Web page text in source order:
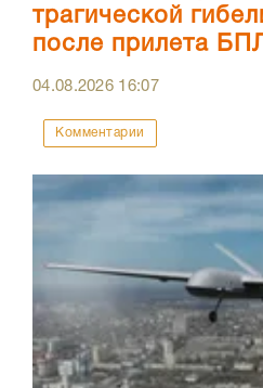
трагической
после прилета
04.08.2026 16:07
Комментарии